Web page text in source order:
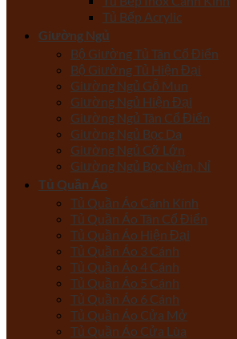
Tủ Bếp Acrylic
Giường Ngủ
Bộ Giường Tủ Tân Cổ Điển
Bộ Giường Tủ Hiện Đại
Giường Ngủ Gỗ Mun
Giường Ngủ Hiện Đại
Giường Ngủ Tân Cổ Điển
Giường Ngủ Bọc Da
Giường Ngủ Cỡ Lớn
Giường Ngủ Bọc Nệm, Nỉ
Tủ Quần Áo
Tủ Quần Áo Cánh Kính
Tủ Quần Áo Tân Cổ Điển
Tủ Quần Áo Hiện Đại
Tủ Quần Áo 3 Cánh
Tủ Quần Áo 4 Cánh
Tủ Quần Áo 5 Cánh
Tủ Quần Áo 6 Cánh
Tủ Quần Áo Cửa Mở
Tủ Quần Áo Cửa Lùa